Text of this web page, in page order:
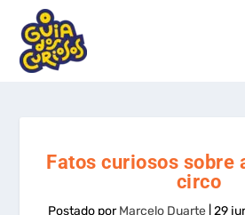
Fatos curiosos sobre
circo
Postado porMarcelo Duarte| 29